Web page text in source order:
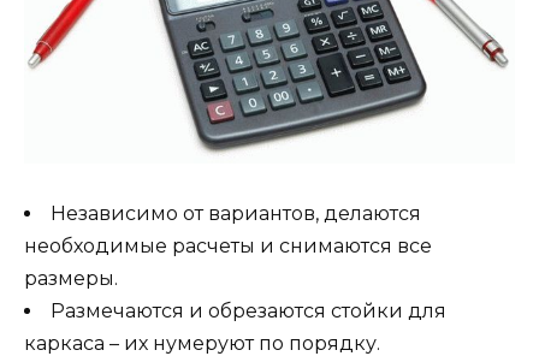
Независимо от вариантов, делаются
необходимые расчеты и снимаются все
размеры.
Размечаются и обрезаются стойки для
каркаса – их нумеруют по порядку.